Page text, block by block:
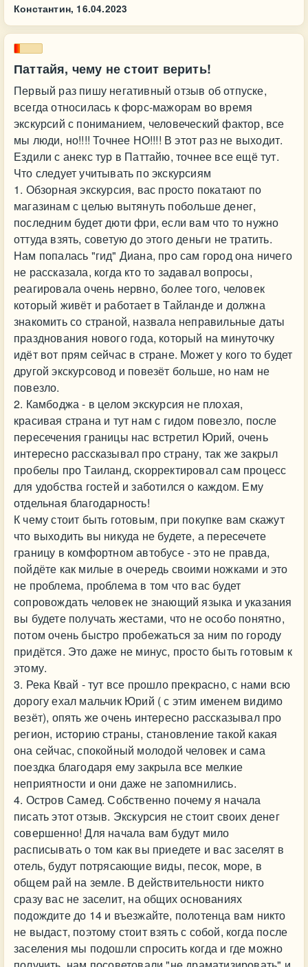
Константин, 16.04.2023
Паттайя, чему не стоит верить!
Первый раз пишу негативный отзыв об отпуске,
всегда относилась к форс-мажорам во время
экскурсий с пониманием, человеческий фактор, все
мы люди, но!!!! Точнее НО!!!! В этот раз не выходит.
Ездили с анекс тур в Паттайю, точнее все ещё тут.
Что следует учитывать по экскурсиям
1. Обзорная экскурсия, вас просто покатают по
магазинам с целью вытянуть побольше денег,
последним будет дюти фри, если вам что то нужно
оттуда взять, советую до этого деньги не тратить.
Нам попалась "гид" Диана, про сам город она ничего
не рассказала, когда кто то задавал вопросы,
реагировала очень нервно, более того, человек
который живёт и работает в Тайланде и должна
знакомить со страной, назвала неправильные даты
празднования нового года, который на минуточку
идёт вот прям сейчас в стране. Может у кого то будет
другой экскурсовод и повезёт больше, но нам не
повезло.
2. Камбоджа - в целом экскурсия не плохая,
красивая страна и тут нам с гидом повезло, после
пересечения границы нас встретил Юрий, очень
интересно рассказывал про страну, так же закрыл
пробелы про Таиланд, скорректировал сам процесс
для удобства гостей и заботился о каждом. Ему
отдельная благодарность!
К чему стоит быть готовым, при покупке вам скажут
что выходить вы никуда не будете, а пересечете
границу в комфортном автобусе - это не правда,
пойдёте как милые в очередь своими ножками и это
не проблема, проблема в том что вас будет
сопровождать человек не знающий языка и указания
вы будете получать жестами, что не особо понятно,
потом очень быстро пробежаться за ним по городу
придётся. Это даже не минус, просто быть готовым к
этому.
3. Река Квай - тут все прошло прекрасно, с нами всю
дорогу ехал мальчик Юрий ( с этим именем видимо
везёт), опять же очень интересно рассказывал про
регион, историю страны, становление такой какая
она сейчас, спокойный молодой человек и сама
поездка благодаря ему закрыла все мелкие
неприятности и они даже не запомнились.
4. Остров Самед. Собственно почему я начала
писать этот отзыв. Экскурсия не стоит своих денег
совершенно! Для начала вам будут мило
расписывать о том как вы приедете и вас заселят в
отель, будут потрясающие виды, песок, море, в
общем рай на земле. В действительности никто
сразу вас не заселит, на общих основаниях
подождите до 14 и въезжайте, полотенца вам никто
не выдаст, поэтому стоит взять с собой, когда после
заселения мы подошли спросить когда и где можно